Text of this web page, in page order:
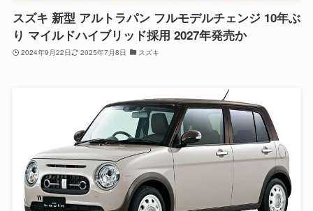
スズキ 新型 アルトラパン フルモデルチェンジ 10年ぶ
り マイルドハイブリッド採用 2027年発売か
2024年9月22日 2025年7月8日 スズキ